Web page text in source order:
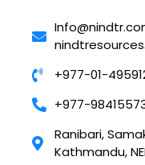
+977-01-
+977-
Ranibari,
Kathmandu,